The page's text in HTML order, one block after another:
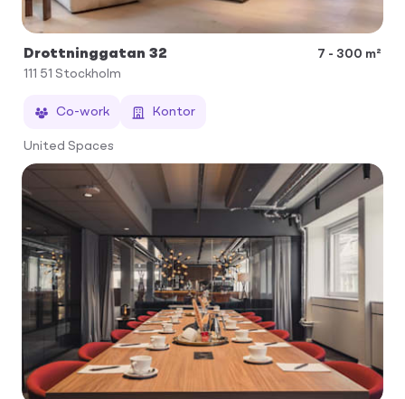
Drottninggatan 32
7 - 300 m²
111 51 Stockholm
Co-work Kontor
United Spaces